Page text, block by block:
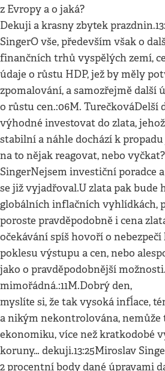
z Evropy a o jaká?
Dekuji a krasny zbytek
SingerO vše, především však o
finančních trhů vyspělých zemí,
údaje o růstu HDP, jež by měly
zpomalování, a samozřejmě další
o růstu cen.:06M. TurečkováDelší
výhodné investovat do zlata,
stabilní a náhle dochází k
na to nějak reagovat, nebo
SingerNejsem investiční poradce
se již vyjadřoval.U zlata pak bude
globálních inflačních vyhlídkách,
poroste pravděpodobně i cena
očekávání spíš hovoří o nebezpečí
poklesu výstupu a cen, nebo
jako o pravděpodobnější
mimořádná.:11M.Dobrý den,
myslíte si, že tak vysoká infĺace,
a nikým nekontrolována,
ekonomiku, více než kratkodobé
koruny… dekuji.13:25Miroslav
2 procentní body dané úpravami